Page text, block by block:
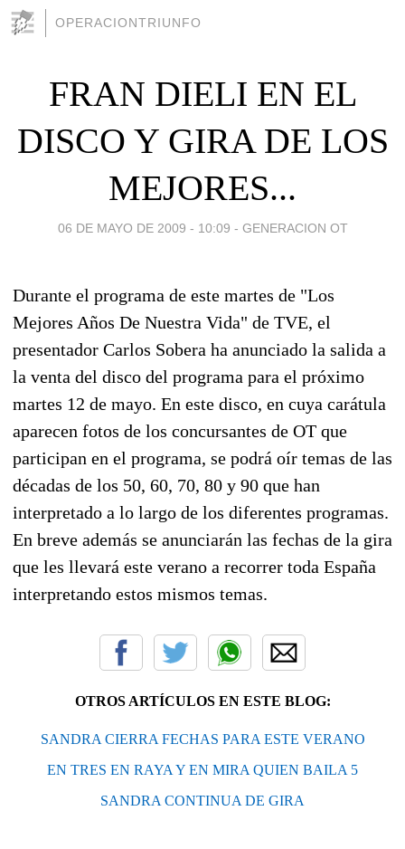
OPERACIONTRIUNFO
FRAN DIELI EN EL
DISCO Y GIRA DE LOS
MEJORES...
06 DE MAYO DE 2009 - 10:09 - GENERACION OT
Durante el programa de este martes de "Los
Mejores Años De Nuestra Vida" de TVE, el
presentador Carlos Sobera ha anunciado la salida a
la venta del disco del programa para el próximo
martes 12 de mayo. En este disco, en cuya carátula
aparecen fotos de los concursantes de OT que
participan en el programa, se podrá oír temas de las
décadas de los 50, 60, 70, 80 y 90 que han
interpretado a lo largo de los diferentes programas.
En breve además se anunciarán las fechas de la gira
que les llevará este verano a recorrer toda España
interpretando estos mismos temas.
OTROS ARTÍCULOS EN ESTE BLOG:
SANDRA CIERRA FECHAS PARA ESTE VERANO
EN TRES EN RAYA Y EN MIRA QUIEN BAILA 5
SANDRA CONTINUA DE GIRA